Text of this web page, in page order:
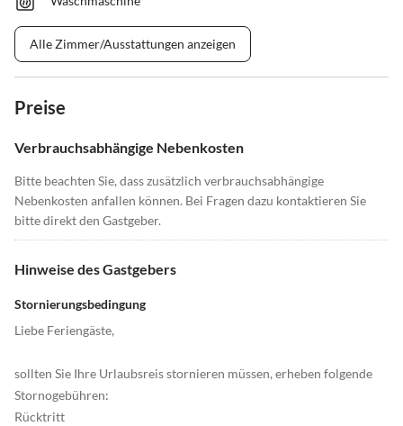
Alle Zimmer/Ausstattungen anzeigen
Preise
Verbrauchsabhängige Nebenkosten
Bitte beachten Sie, dass zusätzlich verbrauchsabhängige
Nebenkosten anfallen können. Bei Fragen dazu kontaktieren Sie
bitte direkt den Gastgeber.
Hinweise des Gastgebers
Stornierungsbedingung
Liebe Feriengäste,
sollten Sie Ihre Urlaubsreis stornieren müssen, erheben folgende
Stornogebühren:
Rücktritt